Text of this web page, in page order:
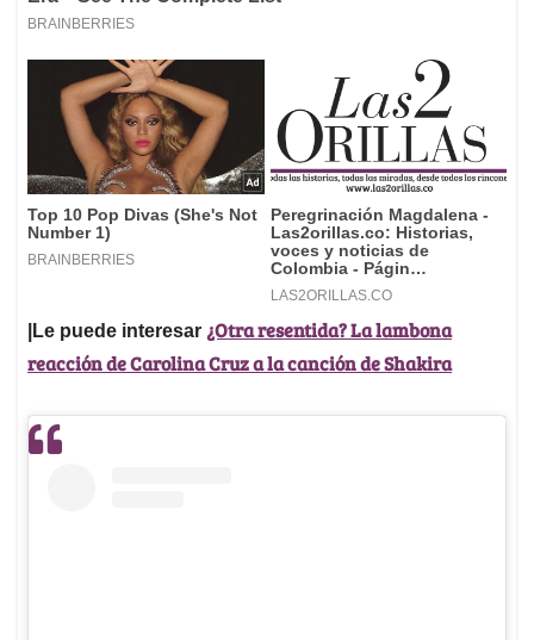
|Le puede interesar ¿Otra resentida? La lambona
reacción de Carolina Cruz a la canción de Shakira